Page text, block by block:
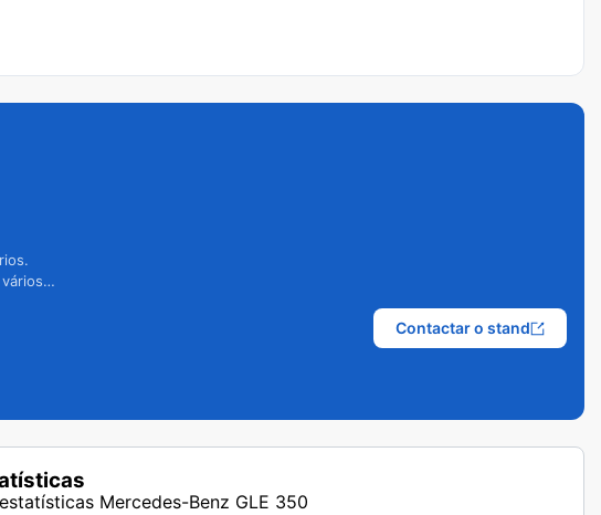
Contactar o stand
Mercedes-Benz GLE 350